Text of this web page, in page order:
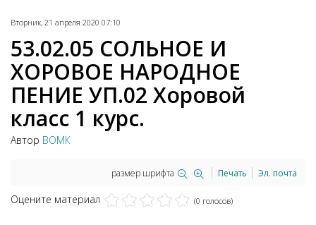
Вторник, 21 апреля 2020 07:10
53.02.05 СОЛЬНОЕ И
ХОРОВОЕ НАРОДНОЕ
ПЕНИЕ УП.02 Хоровой
класс 1 курс.
Автор ВОМК
размер шрифта Печать Эл. почта
Оцените материал (0 голосов)